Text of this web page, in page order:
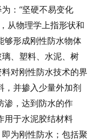
：“坚硬不易变化
从物理学上指形状和
够形成刚性防水物体
、塑料、水泥、树
对刚性防水技术的界
，并掺入少量外加剂
渗，达到防水的作
用于水泥胶结材料
为刚性防水；包括聚